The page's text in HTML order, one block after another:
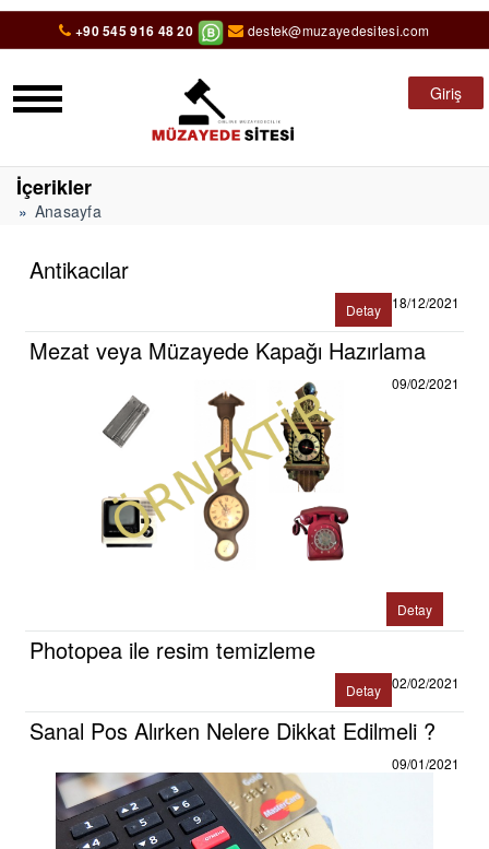
+90 545 916 48 20 destek@muzayedesitesi.com
Giriş
İçerikler
Anasayfa
Antikacılar
18/12/2021
Detay
Mezat veya Müzayede Kapağı Hazırlama
09/02/2021
Detay
Photopea ile resim temizleme
02/02/2021
Detay
Sanal Pos Alırken Nelere Dikkat Edilmeli ?
09/01/2021